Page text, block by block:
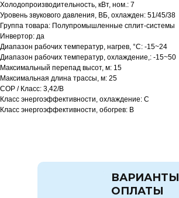
Холодопроизводительность, кВт, ном.: 7
Уровень звукового давления, ВБ, охлажден: 51/45/38
Группа товара: Полупромышленные сплит-системы
Инвертор: да
Диапазон рабочих температур, нагрев, °C: -15~24
Диапазон рабочих температур, охлаждение,: -15~50
Максимальный перепад высот, м: 15
Максимальная длина трассы, м: 25
COP / Класс: 3,42/B
Класс энергоэффективности, охлаждение: C
Класс энергоэффективности, обогрев: B
ВАРИАНТЫ
ОПЛАТЫ